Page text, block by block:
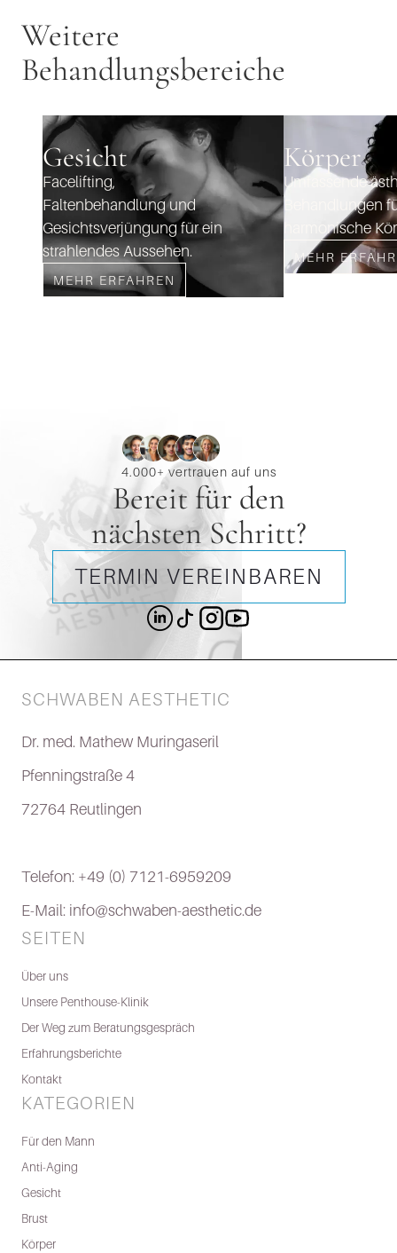
Weitere
Behandlungsbereiche
Gesicht
Facelifting,
Faltenbehandlung und
Gesichtsverjüngung für ein
strahlendes Aussehen.
MEHR ERFAHREN
Körper
Umfassende
Behandlungen
harmonische
MEHR
4.000+ vertrauen auf uns
Bereit für den
nächsten Schritt?
TERMIN VEREINBAREN
SCHWABEN AESTHETIC
Dr. med. Mathew Muringaseril
Pfenningstraße 4
72764 Reutlingen
Telefon: +49 (0) 7121-6959209
E-Mail: info@schwaben-aesthetic.de
SEITEN
Über uns
Unsere Penthouse-Klinik
Der Weg zum Beratungsgespräch
Erfahrungsberichte
Kontakt
KATEGORIEN
Für den Mann
Anti-Aging
Gesicht
Brust
Körper